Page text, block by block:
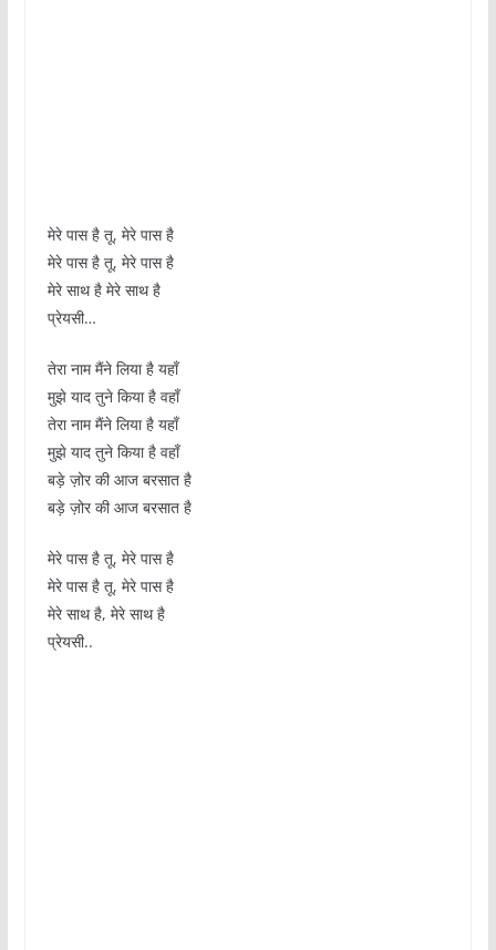
मेरे पास है तू, मेरे पास है
मेरे पास है तू, मेरे पास है
मेरे साथ है मेरे साथ है
प्रेयसी…
तेरा नाम मैंने लिया है यहाँ
मुझे याद तुने किया है वहाँ
तेरा नाम मैंने लिया है यहाँ
मुझे याद तुने किया है वहाँ
बड़े ज़ोर की आज बरसात है
बड़े ज़ोर की आज बरसात है
मेरे पास है तू, मेरे पास है
मेरे पास है तू, मेरे पास है
मेरे साथ है, मेरे साथ है
प्रेयसी..